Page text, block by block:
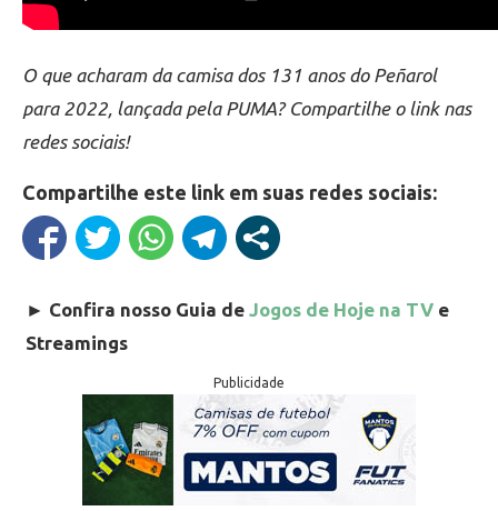
O que acharam da camisa dos 131 anos do Peñarol
para 2022, lançada pela PUMA? Compartilhe o link nas
redes sociais!
Compartilhe este link em suas redes sociais:
► Confira nosso Guia de Jogos de Hoje na TV e
Streamings
Publicidade